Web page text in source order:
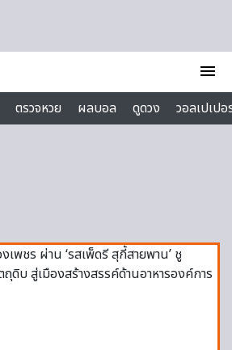
menu
ตรวจหวย ผลบอล ดูดวง
วอลเปเป